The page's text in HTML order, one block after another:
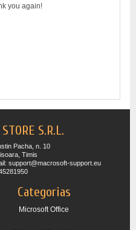
you again!
S.R.L.
Pacha, n. 10
Timis
support@macrosoft-support.eu
Categorias
Microsoft Office